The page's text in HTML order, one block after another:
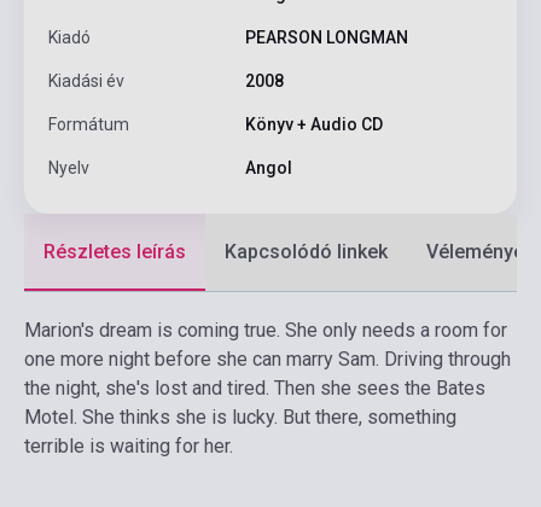
Kiadó PEARSON LONGMAN
Kiadási év 2008
Formátum Könyv + Audio CD
Nyelv Angol
Részletes leírás Kapcsolódó linkek Vélemények
Marion's dream is coming true. She only needs a room for
one more night before she can marry Sam. Driving through
the night, she's lost and tired. Then she sees the Bates
Motel. She thinks she is lucky. But there, something
terrible is waiting for her.